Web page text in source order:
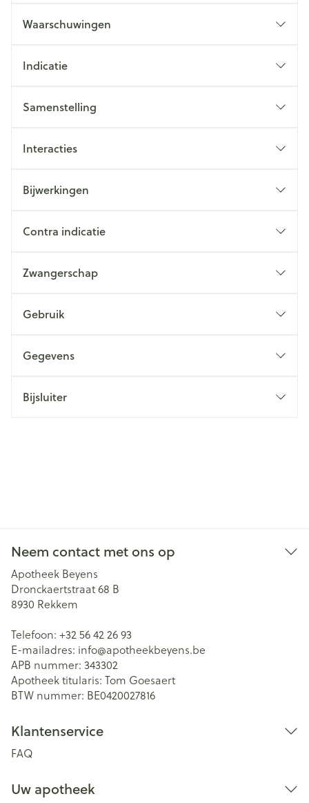
Waarschuwingen
Indicatie
Samenstelling
Interacties
Bijwerkingen
Contra indicatie
Zwangerschap
Gebruik
Gegevens
Bijsluiter
Neem contact met ons op
Apotheek Beyens
Dronckaertstraat 68 B
8930 Rekkem
Telefoon: +32 56 42 26 93
E-mailadres: info@apotheekbeyens.be
APB nummer: 343302
Apotheek titularis: Tom Goesaert
BTW nummer: BE0420027816
Klantenservice
FAQ
Uw apotheek